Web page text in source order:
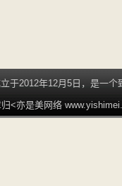
于2012年12月5日，是一
<亦是美网络